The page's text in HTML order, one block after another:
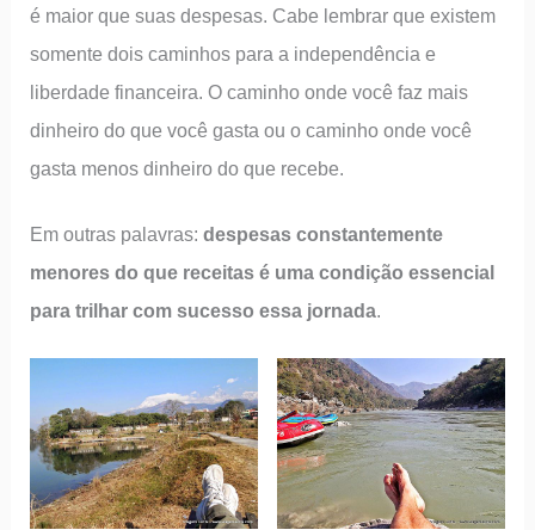
é maior que suas despesas. Cabe lembrar que existem
somente dois caminhos para a independência e
liberdade financeira. O caminho onde você faz mais
dinheiro do que você gasta ou o caminho onde você
gasta menos dinheiro do que recebe.
Em outras palavras:despesas constantemente
menores do que receitas é uma condição essencial
para trilhar com sucesso essa jornada.